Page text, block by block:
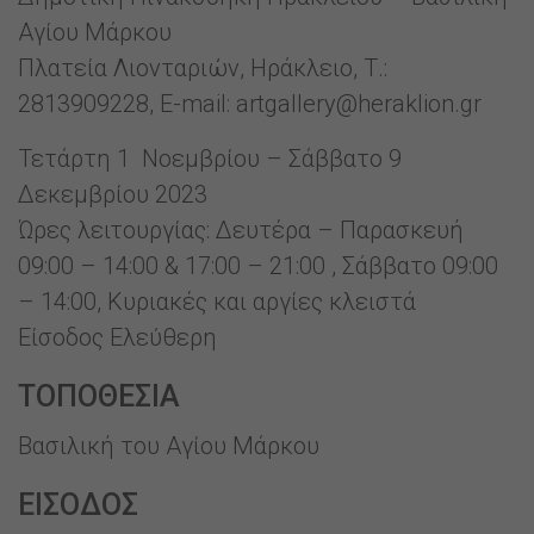
Αγίου Μάρκου
Πλατεία Λιονταριών, Ηράκλειο, Τ.:
2813909228, E-mail: artgallery@heraklion.gr
Τετάρτη 1 Νοεμβρίου – Σάββατο 9
Δεκεμβρίου 2023
Ώρες λειτουργίας: Δευτέρα – Παρασκευή
09:00 – 14:00 & 17:00 – 21:00 , Σάββατο 09:00
– 14:00, Κυριακές και αργίες κλειστά
Είσοδος Ελεύθερη
ΤΟΠΟΘΕΣΙΑ
Βασιλική του Αγίου Μάρκου
ΕΙΣΟΔΟΣ